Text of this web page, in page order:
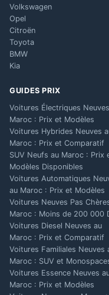
Volkswagen
Opel
Citroën
Toyota
BMW
Kia
GUIDES PRIX
Voitures Électriques
Maroc : Prix et Modèles
Voitures Hybrides Neuves
Maroc : Prix et Comparatif
SUV Neufs au Maroc : Prix
Modèles Disponibles
Voitures Automatiques
au Maroc : Prix et Modèles
Voitures Neuves Pas
Maroc : Moins de 200 000
Voitures Diesel Neuves au
Maroc : Prix et Comparatif
Voitures Familiales Neuves
Maroc : SUV et
Voitures Essence Neuves
Maroc : Prix et Modèles